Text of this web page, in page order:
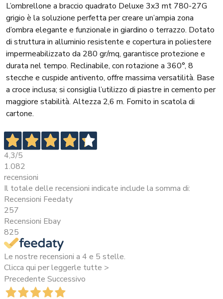
L’ombrellone a braccio quadrato Deluxe 3x3 mt 780-27G
grigio è la soluzione perfetta per creare un’ampia zona
d’ombra elegante e funzionale in giardino o terrazzo. Dotato
di struttura in alluminio resistente e copertura in poliestere
impermeabilizzato da 280 gr/mq, garantisce protezione e
durata nel tempo. Reclinabile, con rotazione a 360°, 8
stecche e cuspide antivento, offre massima versatilità. Base
a croce inclusa; si consiglia l’utilizzo di piastre in cemento per
maggiore stabilità. Altezza 2,6 m. Fornito in scatola di
cartone.
4,3/5
1.082
recensioni
Il totale delle recensioni indicate include la somma di:
Recensioni Feedaty
257
Recensioni Ebay
825
Le nostre recensioni a 4 e 5 stelle.
Clicca qui per leggerle tutte >
Precedente Successivo